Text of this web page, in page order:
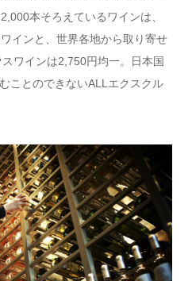
本そろえているワインは、
インと、世界各地から取り寄せ
ワインは2,750円均一。日本国
ことのできないALLエクスクル